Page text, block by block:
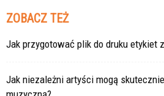
ZOBACZ TEŻ
Jak przygotować plik do druku etykiet
Jak niezależni artyści mogą